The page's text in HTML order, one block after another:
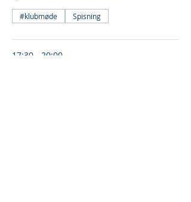
#klubmøde Spisning
17:30 - 20:00